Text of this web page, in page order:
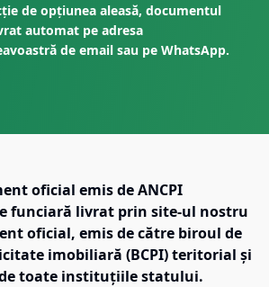
de opțiunea aleasă, documentul
automat pe adresa
de email sau pe WhatsApp.
oficial emis de ANCPI
funciară livrat prin site-ul nostru
oficial, emis de către biroul de
imobiliară (BCPI) teritorial și
toate instituțiile statului.